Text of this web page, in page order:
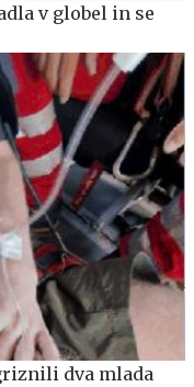
v globel in se
dva mlada